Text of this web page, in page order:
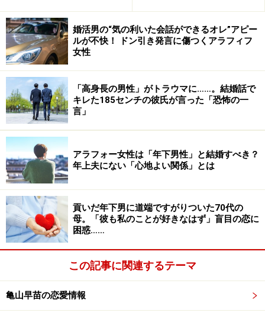
夫は大人だから、何があっても自分のことは自分ででき
る。だが、生まれたばかりの娘は自分が守るしかない。
それを重視したリナさんは、いついかなるときも娘から
目を離さなかった。たとえ夫が話しかけてきても、目は
常に娘のことを見ていた。
「もしかしたら、夫は寂しかったのかもしれないな、
と。だけど娘に嫉妬して寂しいなんて言えないでしょう
から、ストレスがたまっているのかもと想像しました」
甘ったれてるんじゃないと一喝したいところだが、リナ
さんはそうはしなかった。夫の気持ちを思いやったの
だ。
素直になればいいのに……
った。
婚活男の“気の利いた会話ができるオレ”アピー
ルが不快！ ドン引き発言に傷つくアラフィフ
女性
「高身長の男性」がトラウマに……。結婚話で
キレた185センチの彼氏が言った「恐怖の一
言」
アラフォー女性は「年下男性」と結婚すべき？
年上夫にない「心地よい関係」とは
貢いだ年下男に道端ですがりついた70代の
母。「彼も私のことが好きなはず」盲目の恋に
困惑……
この記事に関連するテーマ
亀山早苗の恋愛情報